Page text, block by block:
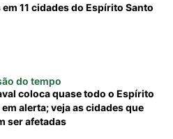
11 cidades do Espírito Santo
do tempo
coloca quase todo o Espírito
alerta; veja as cidades que
ser afetadas